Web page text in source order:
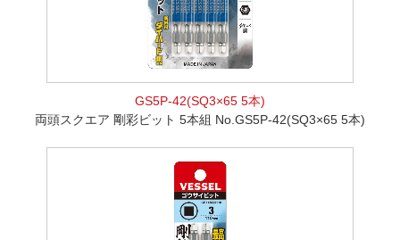
GS5P-42(SQ3×65 5本)
両頭スクエア 剛彩ビット 5本組 No.GS5P-42(SQ3×65 5本)